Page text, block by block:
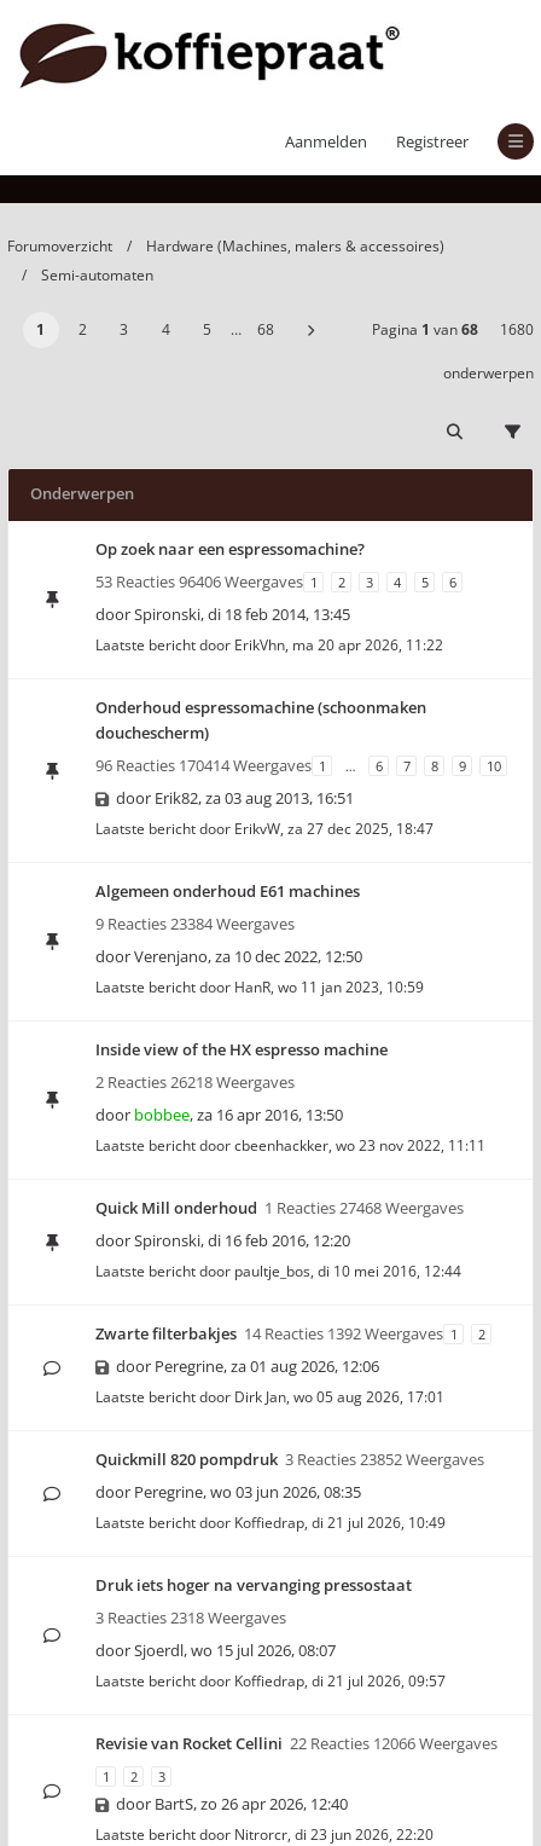
Aanmelden Registreer
Forumoverzicht
Hardware (Machines, malers & accessoires)
Semi-automaten
1 2 3 4 5 … 68 Pagina 1 van68 1680
onderwerpen
Onderwerpen
Op zoek naar een espressomachine?
53 Reacties 96406 Weergaves 1 2 3 4 5 6
doorSpironski,di 18 feb 2014, 13:45
Laatste bericht door ErikVhn, ma 20 apr 2026, 11:22
Onderhoud espressomachine (schoonmaken
douchescherm)
96 Reacties 170414 Weergaves 1 … 6 7 8 9 10
door Erik82,za 03 aug 2013, 16:51
Laatste bericht door ErikvW, za 27 dec 2025, 18:47
Algemeen onderhoud E61 machines
9 Reacties 23384 Weergaves
doorVerenjano,za 10 dec 2022, 12:50
Laatste bericht door HanR, wo 11 jan 2023, 10:59
Inside view of the HX espresso machine
2 Reacties 26218 Weergaves
door bobbee,za 16 apr 2016, 13:50
Laatste bericht doorcbeenhackker, wo 23 nov 2022, 11:11
Quick Mill onderhoud 1 Reacties 27468 Weergaves
doorSpironski,di 16 feb 2016, 12:20
Laatste bericht door paultje_bos, di 10 mei 2016, 12:44
Zwarte filterbakjes 14 Reacties 1392 Weergaves 1 2
door Peregrine,za 01 aug 2026, 12:06
Laatste bericht door Dirk Jan, wo 05 aug 2026, 17:01
Quickmill 820 pompdruk 3 Reacties 23852 Weergaves
door Peregrine,wo 03 jun 2026, 08:35
Laatste bericht door Koffiedrap, di 21 jul 2026, 10:49
Druk iets hoger na vervanging pressostaat
3 Reacties 2318 Weergaves
doorSjoerdl,wo 15 jul 2026, 08:07
Laatste bericht door Koffiedrap, di 21 jul 2026, 09:57
Revisie van Rocket Cellini 22 Reacties 12066 Weergaves
1 2 3
door BartS,zo 26 apr 2026, 12:40
Laatste bericht door Nitrorcr, di 23 jun 2026, 22:20